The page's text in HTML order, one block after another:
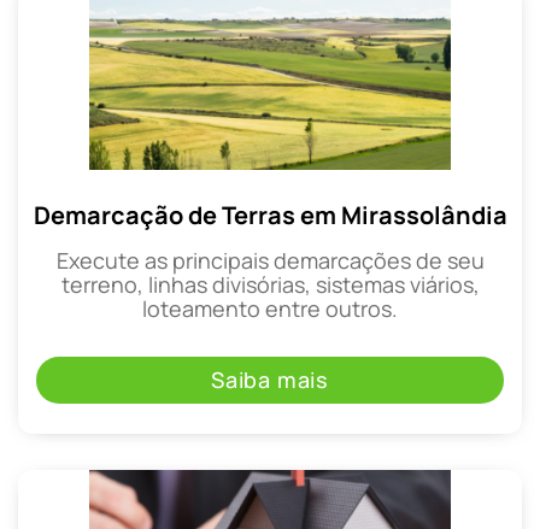
Demarcação de Terras em Mirassolândia
Execute as principais demarcações de seu
terreno, linhas divisórias, sistemas viários,
loteamento entre outros.
Saiba mais